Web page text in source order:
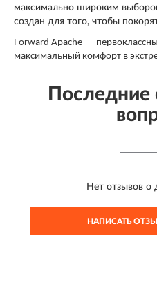
максимально широким
создан для того, чтобы
Forward Apache —
максимальный комфорт в
Последние
Нет отзывов о
НАПИСАТЬ